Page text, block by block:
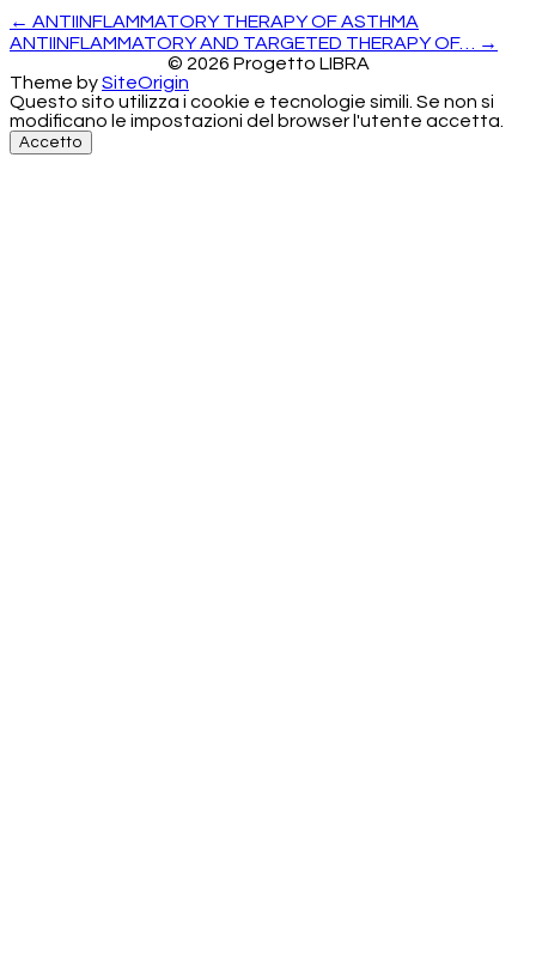
← ANTIINFLAMMATORY THERAPY OF ASTHMA
ANTIINFLAMMATORY AND TARGETED THERAPY OF…
→
© 2026 Progetto LIBRA
Theme bySiteOrigin
Questo sito utilizza i cookie e tecnologie simili. Se non si
modificano le impostazioni del browser l'utente accetta.
Accetto